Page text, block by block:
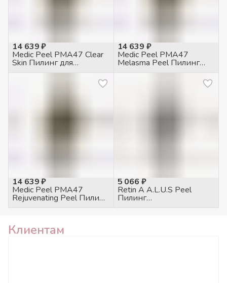
14 639 ₽
Medic Peel PMA47 Clear
Skin Пилинг для
проблемной кожи, 50мл
14 639 ₽
Medic Peel PMA47
Melasma Peel Пилинг
14 639 ₽
Medic Peel PMA47
Rejuvenating Peel Пилинг
5 066 ₽
Retin A A.L.U.S Peel
Пилинг
Клиентам